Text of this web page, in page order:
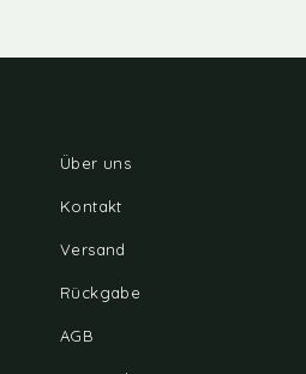
Über uns
Kontakt
Versand
Rückgabe
AGB